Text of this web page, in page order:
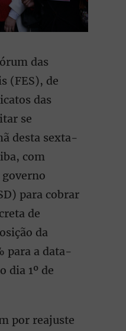
das
(FES), de
das
se
desta sexta-
com
para cobrar
de
da
para a data-
dia 1º de
por reajuste